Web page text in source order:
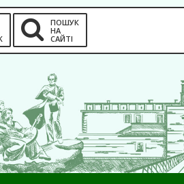
ПОШУК
НА
САЙТІ